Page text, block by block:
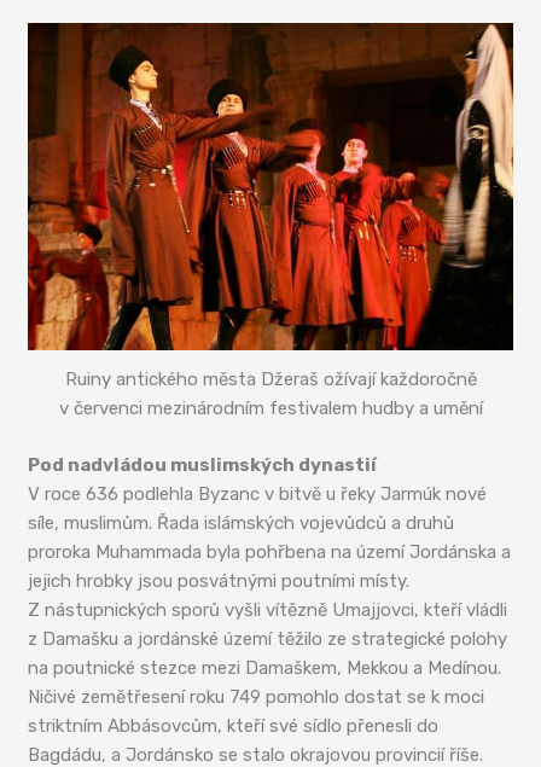
Ruiny antického města Džeraš ožívají každoročně
v červenci mezinárodním festivalem hudby a umění
Pod nadvládou muslimských dynastií
V roce 636 podlehla Byzanc v bitvě u řeky Jarmúk nové
síle, muslimům. Řada islámských vojevůdců a druhů
proroka Muhammada byla pohřbena na území Jordánska a
jejich hrobky jsou posvátnými poutními místy.
Z nástupnických sporů vyšli vítězně Umajjovci, kteří vládli
z Damašku a jordánské území těžilo ze strategické polohy
na poutnické stezce mezi Damaškem, Mekkou a Medínou.
Ničivé zemětřesení roku 749 pomohlo dostat se k moci
striktním Abbásovcům, kteří své sídlo přenesli do
Bagdádu, a Jordánsko se stalo okrajovou provincií říše.